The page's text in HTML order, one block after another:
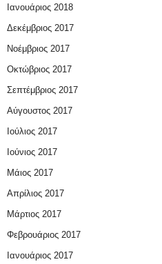
Ιανουάριος 2018
Δεκέμβριος 2017
Νοέμβριος 2017
Οκτώβριος 2017
Σεπτέμβριος 2017
Αύγουστος 2017
Ιούλιος 2017
Ιούνιος 2017
Μάιος 2017
Απρίλιος 2017
Μάρτιος 2017
Φεβρουάριος 2017
Ιανουάριος 2017